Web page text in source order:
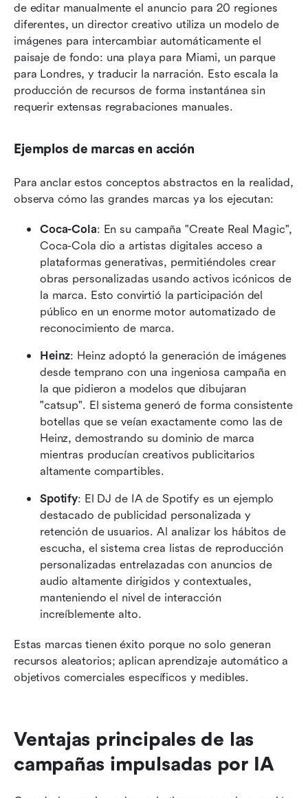
de editar manualmente el anuncio para 20 regiones
diferentes, un director creativo utiliza un modelo de
imágenes para intercambiar automáticamente el
paisaje de fondo: una playa para Miami, un parque
para Londres, y traducir la narración. Esto escala la
producción de recursos de forma instantánea sin
requerir extensas regrabaciones manuales.
Ejemplos de marcas en acción
Para anclar estos conceptos abstractos en la realidad,
observa cómo las grandes marcas ya los ejecutan:
Coca-Cola: En su campaña "Create Real Magic",
Coca-Cola dio a artistas digitales acceso a
plataformas generativas, permitiéndoles crear
obras personalizadas usando activos icónicos de
la marca. Esto convirtió la participación del
público en un enorme motor automatizado de
reconocimiento de marca.
Heinz: Heinz adoptó la generación de imágenes
desde temprano con una ingeniosa campaña en
la que pidieron a modelos que dibujaran
"catsup". El sistema generó de forma consistente
botellas que se veían exactamente como las de
Heinz, demostrando su dominio de marca
mientras producían creativos publicitarios
altamente compartibles.
Spotify: El DJ de IA de Spotify es un ejemplo
destacado de publicidad personalizada y
retención de usuarios. Al analizar los hábitos de
escucha, el sistema crea listas de reproducción
personalizadas entrelazadas con anuncios de
audio altamente dirigidos y contextuales,
manteniendo el nivel de interacción
increíblemente alto.
Estas marcas tienen éxito porque no solo generan
recursos aleatorios; aplican aprendizaje automático a
objetivos comerciales específicos y medibles.
Ventajas principales de las
campañas impulsadas por IA